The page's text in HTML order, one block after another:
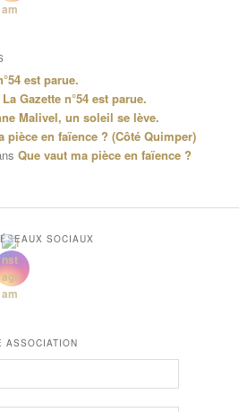
est parue.
La Gazette n°54 est parue.
Malivel, un soleil se lève.
pièce en faïence ? (Côté Quimper)
Que vaut ma pièce en faïence ?
SOCIAUX
ASSOCIATION